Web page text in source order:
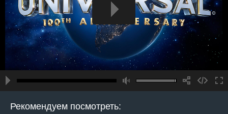
Рекомендуем посмотреть: